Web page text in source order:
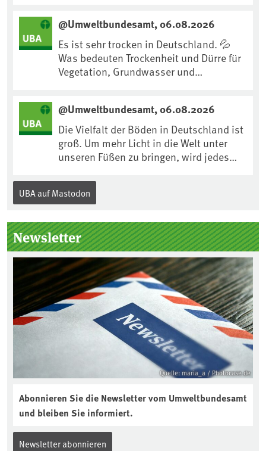
https://www.ardsounds.de/episode/urn
:ard:episode:0e7cf1c4b819c26d/
@Umweltbundesamt, 06.08.2026
Es ist sehr trocken in Deutschland. 💦
Was bedeuten Trockenheit und Dürre für
Vegetation, Grundwasser und
anpassen?🤔Antworten auf diese und
weitere Fragen auf unserer Webseite:
www.uba.de/trockenheit #Trockenheit
#Klimawandel
@Umweltbundesamt, 06.08.2026
Die Vielfalt der Böden in Deutschland ist
groß. Um mehr Licht in die Welt unter
unseren Füßen zu bringen, wird jedes
Internationalen Tag des Bodens, der
„Boden des Jahres“ vorgestellt. Das UBA
Kuratorium, wie wird der Boden des
Jahres ausgewählt und was passiert
eigentlich während eines solchen
Bodenjahres? Infos dazu gibt es im
aktuellen Podcast „Soilcast“. Jetzt
reinhören:
https://soilcast.de/interview/sc202-
interview-die-kuer-der-krume/
UBA auf Mastodon
Newsletter
Quelle: maria_a / Photocase.de
Abonnieren Sie die Newsletter vom Umweltbundesamt
und bleiben Sie informiert.
Newsletter abonnieren